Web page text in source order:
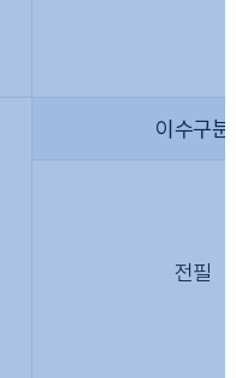
이수구분
전필